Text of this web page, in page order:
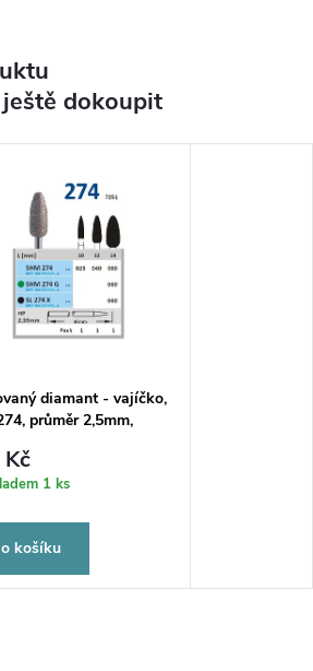
dokoupit
diamant - vajíčko,
průměr 2,5mm,
1 ks
košíku